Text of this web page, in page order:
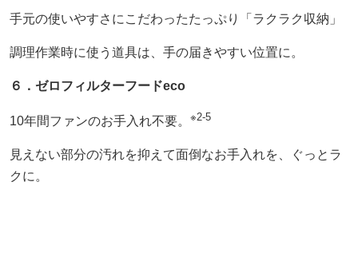
手元の使いやすさにこだわったたっぷり「ラクラク収納」
調理作業時に使う道具は、手の届きやすい位置に。
６．ゼロフィルターフードeco
10年間ファンのお手入れ不要。 ※2-5
見えない部分の汚れを抑えて面倒なお手入れを、ぐっとラ
クに。